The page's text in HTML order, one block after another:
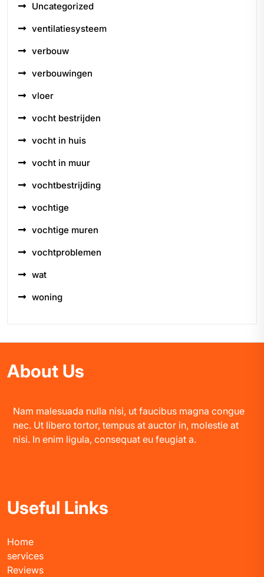
Uncategorized
ventilatiesysteem
verbouw
verbouwingen
vloer
vocht bestrijden
vocht in huis
vocht in muur
vochtbestrijding
vochtige
vochtige muren
vochtproblemen
wat
woning
About Us
Nam malesuada nulla nisi, ut faucibus magna congue
nec. Ut libero tortor, tempus at auctor in, molestie at
nisi. In enim ligula, consequat eu feugiat a.
Useful Links
Home
services
Reviews